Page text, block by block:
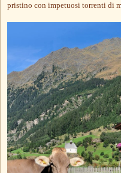
pristino con impetuosi torrenti di